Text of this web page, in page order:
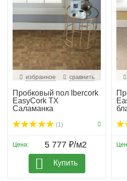
избранное сравнить
Пробковый пол Ibercork
EasyCork TX
Саламанка
(1)
Цена: 5 777 ₽/м2
Купить